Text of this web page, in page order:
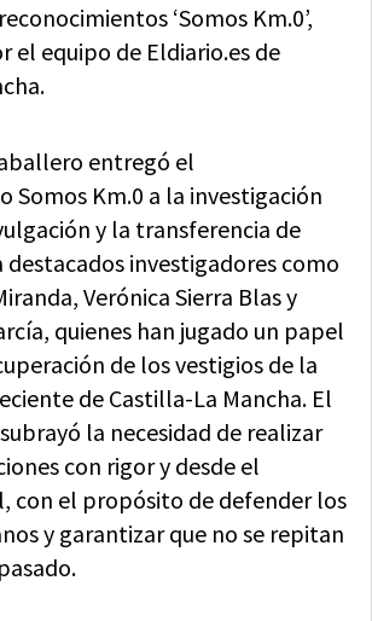
‘Somos Km.0’,
el equipo de Eldiario.es de
entregó el
Somos Km.0 a la investigación
y la transferencia de
investigadores como
Verónica Sierra Blas y
quienes han jugado un papel
de los vestigios de la
de Castilla-La Mancha. El
la necesidad de realizar
con rigor y desde el
con el propósito de defender los
y garantizar que no se repitan